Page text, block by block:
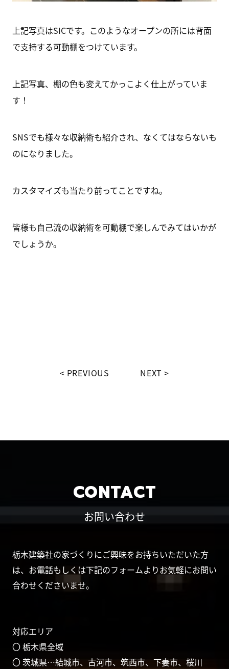
上記写真はSICです。このようなオープンの所には背面
で支持する可動棚をつけています。
上記写真、棚の色も変えてかっこよく仕上がっていま
す！
SNSでも様々な収納術も紹介され、なくてはならないも
のになりました。
カスタマイズも当たり前ってことですね。
皆様も自己流の収納術を可動棚で楽しんでみてはいかが
でしょうか。
PREVIOUS NEXT
CONTACT
お問い合わせ
栃木建築社の家づくりにご興味をお持ちいただいた方
は、お電話もしくは下記のフォームよりお気軽にお問い
合わせくださいませ。
対応エリア
〇 栃木県全域
〇 茨城県…結城市、古河市、筑西市、下妻市、桜川